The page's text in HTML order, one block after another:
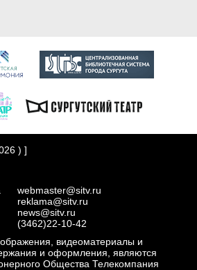
) ]
webmaster@sitv.ru
reklama@sitv.ru
news@sitv.ru
(3462)22-10-42
видеоматериалы и
и оформления, являются
Общества Телекомпания